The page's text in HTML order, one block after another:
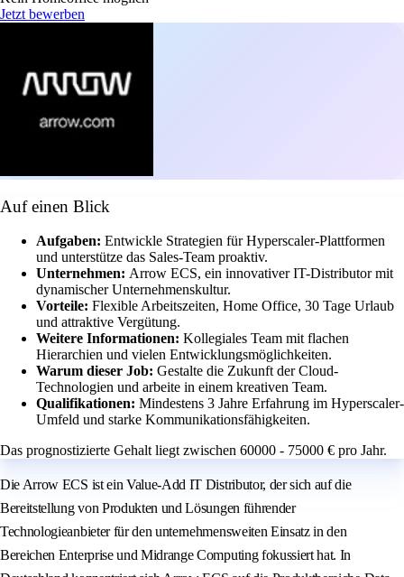
Jetzt bewerben
Auf einen Blick
Aufgaben: Entwickle Strategien für Hyperscaler-Plattformen
und unterstütze das Sales-Team proaktiv.
Unternehmen: Arrow ECS, ein innovativer IT-Distributor mit
dynamischer Unternehmenskultur.
Vorteile: Flexible Arbeitszeiten, Home Office, 30 Tage Urlaub
und attraktive Vergütung.
Weitere Informationen: Kollegiales Team mit flachen
Hierarchien und vielen Entwicklungsmöglichkeiten.
Warum dieser Job: Gestalte die Zukunft der Cloud-
Technologien und arbeite in einem kreativen Team.
Qualifikationen: Mindestens 3 Jahre Erfahrung im Hyperscaler-
Umfeld und starke Kommunikationsfähigkeiten.
Das prognostizierte Gehalt liegt zwischen 60000 - 75000 € pro Jahr.
Die Arrow ECS ist ein Value-Add IT Distributor, der sich auf die
Bereitstellung von Produkten und Lösungen führender
Technologieanbieter für den unternehmensweiten Einsatz in den
Bereichen Enterprise und Midrange Computing fokussiert hat. In